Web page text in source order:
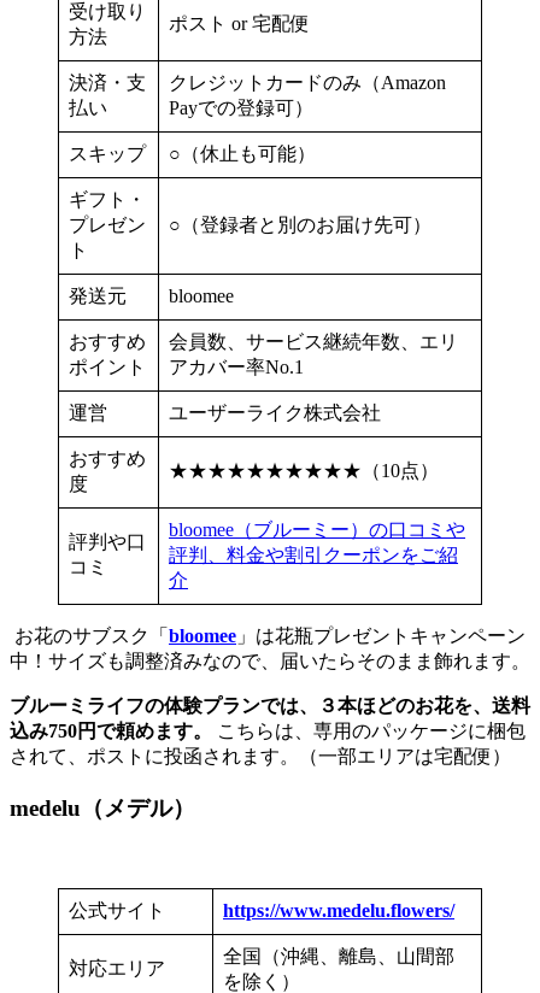
受け取り
方法
ポスト or 宅配便
決済・支
払い
クレジットカードのみ（Amazon
Payでの登録可）
スキップ ○（休止も可能）
ギフト・
プレゼン
ト
○（登録者と別のお届け先可）
発送元 bloomee
おすすめ
ポイント
会員数、サービス継続年数、エリ
アカバー率No.1
運営 ユーザーライク株式会社
おすすめ
度
★★★★★★★★★★（10点）
評判や口
コミ
bloomee（ブルーミー）の口コミや
評判、料金や割引クーポンをご紹
介
お花のサブスク「 bloomee 」は花瓶プレゼントキャンペーン
中！サイズも調整済みなので、届いたらそのまま飾れます。
ブルーミライフの体験プランでは、３本ほどのお花を、送料
込み750円で頼めます。
こちらは、専用のパッケージに梱包
されて、ポストに投函されます。（一部エリアは宅配便）
medelu（メデル）
公式サイト https://www.medelu.flowers/
対応エリア
全国（沖縄、離島、山間部
を除く）